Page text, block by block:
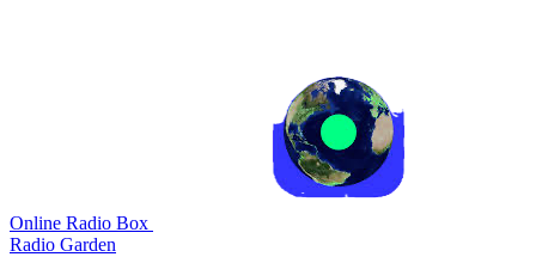
Online Radio Box
Radio Garden